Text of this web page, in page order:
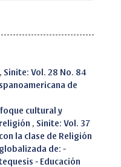
, Sinite: Vol. 28 No. 84
de
cultural y
, Sinite: Vol. 37
la clase de Religión
de: -
- Educación